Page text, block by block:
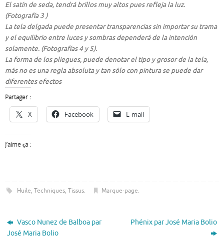
El satín de seda, tendrá brillos muy altos pues refleja la luz.
(Fotografía 3 )
La tela delgada puede presentar transparencias sin importar su trama
y el equilibrio entre luces y sombras dependerá de la intención
solamente. (Fotografías 4 y 5).
La forma de los pliegues, puede denotar el tipo y grosor de la tela,
más no es una regla absoluta y tan sólo con pintura se puede dar
diferentes efectos
Partager :
X Facebook E-mail
J’aime ça :
Huile, Techniques, Tissus. Marque-page.
Vasco Nunez de Balboa par
José Maria Bolio
Phénix par José Maria Bolio